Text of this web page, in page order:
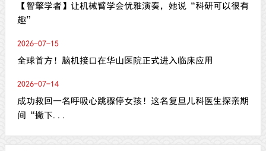
【智擎学者】让机械臂学会优雅演奏，她说“科研可以很有
趣”
2026-07-15
全球首方！脑机接口在华山医院正式进入临床应用
2026-07-14
成功救回一名呼吸心跳骤停女孩！这名复旦儿科医生探亲期
间“撇下...